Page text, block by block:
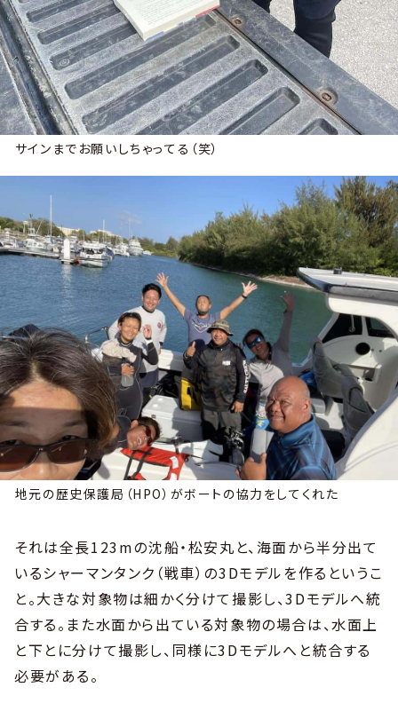
サインまでお願いしちゃってる（笑）
地元の歴史保護局（HPO）がボートの協力をしてくれた
それは全長123mの沈船・松安丸と、海面から半分出て
いるシャーマンタンク（戦車）の3Dモデルを作るというこ
と。大きな対象物は細かく分けて撮影し、3Dモデルへ統
合する。また水面から出ている対象物の場合は、水面上
と下とに分けて撮影し、同様に3Dモデルへと統合する
必要がある。